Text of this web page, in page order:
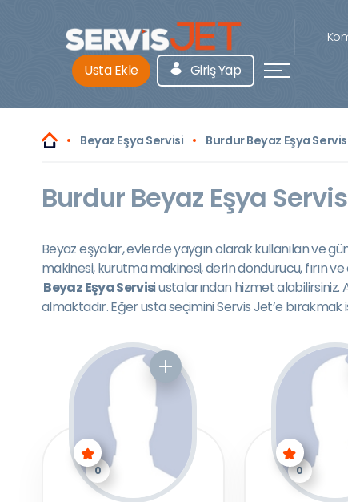
Usta Ekle Giriş Yap
Beyaz Eşya Servisi Burdur Beyaz Eşya
Burdur Beyaz Eşya
Beyaz eşyalar, evlerde yaygın olarak kullanılan ve
makinesi, kurutma makinesi, derin dondurucu, fırın
Beyaz Eşya Servisi ustalarından hizmet
almaktadır. Eğer usta seçimini Servis Jet’e
0 0